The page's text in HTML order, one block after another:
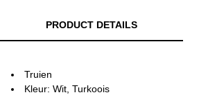
PRODUCT DETAILS
Truien
Kleur: Wit, Turkoois